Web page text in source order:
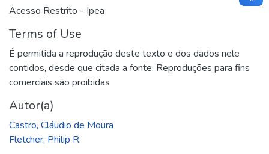
Acesso Restrito - Ipea
Terms of Use
É permitida a reprodução deste texto e dos dados nele
contidos, desde que citada a fonte. Reproduções para fins
comerciais são proibidas
Autor(a)
Castro, Cláudio de Moura
Fletcher, Philip R.